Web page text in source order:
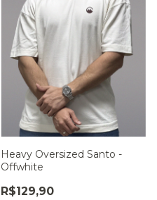
Heavy Oversized Santo -
Offwhite
R$129,90